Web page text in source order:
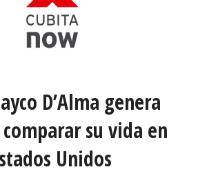
D’Alma genera
su vida en
Unidos